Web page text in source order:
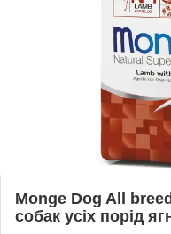
Monge Dog All
собак усіх порід